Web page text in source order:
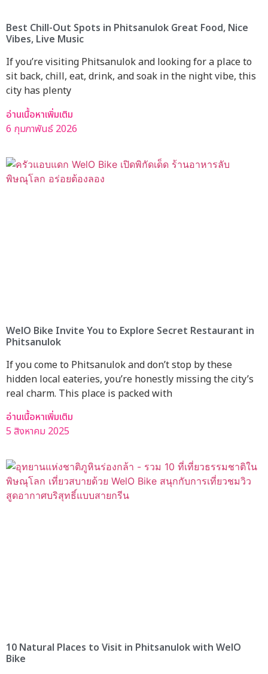
Best Chill-Out Spots in Phitsanulok Great Food, Nice
Vibes, Live Music
If you’re visiting Phitsanulok and looking for a place to
sit back, chill, eat, drink, and soak in the night vibe, this
city has plenty
อ่านเนื้อหาเพิ่มเติม
6 กุมภาพันธ์ 2026
WelO Bike Invite You to Explore Secret Restaurant in
Phitsanulok
If you come to Phitsanulok and don’t stop by these
hidden local eateries, you’re honestly missing the city’s
real charm. This place is packed with
อ่านเนื้อหาเพิ่มเติม
5 สิงหาคม 2025
10 Natural Places to Visit in Phitsanulok with WelO
Bike